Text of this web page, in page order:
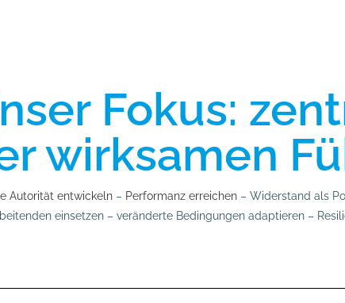
Fokus:
wirksamen
Autorität entwickeln – Performanz erreichen – Widerstand als
einsetzen – veränderte Bedingungen adaptieren –